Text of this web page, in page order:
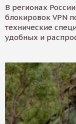
В регионах
блокировок VPN
технические
удобных и